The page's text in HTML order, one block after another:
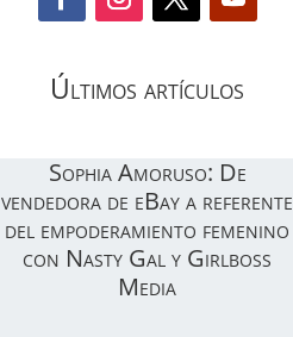
Últimos artículos
Sophia Amoruso: De
vendedora de eBay a referente
del empoderamiento femenino
con Nasty Gal y Girlboss
Media